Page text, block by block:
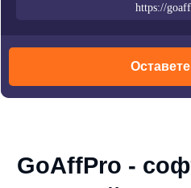
https://
GoAffPro -